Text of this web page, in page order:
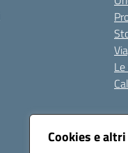
Cookies e